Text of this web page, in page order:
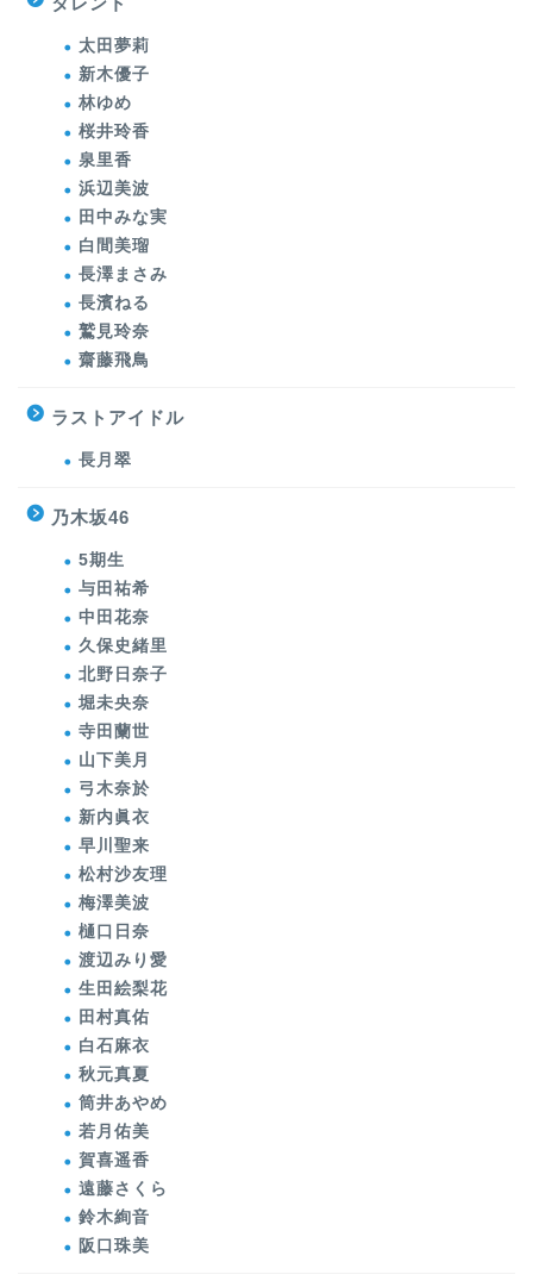
太田夢莉
新木優子
林ゆめ
桜井玲香
泉里香
浜辺美波
田中みな実
白間美瑠
長澤まさみ
長濱ねる
鷲見玲奈
齋藤飛鳥
ラストアイドル
長月翠
乃木坂46
5期生
与田祐希
中田花奈
久保史緒里
北野日奈子
堀未央奈
寺田蘭世
山下美月
弓木奈於
新内眞衣
早川聖来
松村沙友理
梅澤美波
樋口日奈
渡辺みり愛
生田絵梨花
田村真佑
白石麻衣
秋元真夏
筒井あやめ
若月佑美
賀喜遥香
遠藤さくら
鈴木絢音
阪口珠美